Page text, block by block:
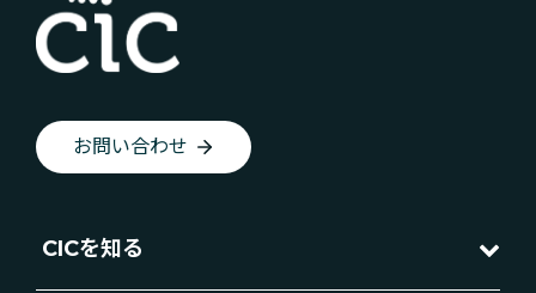
お問い合わせ
CICを知る